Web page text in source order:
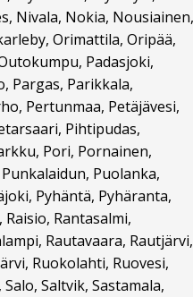
Nivala, Nokia, Nousiainen,
Orimattila, Oripää,
Padasjoki,
Pargas, Parikkala,
Pertunmaa, Petäjävesi,
Pihtipudas,
Pori, Pornainen,
Puolanka,
Pyhäntä, Pyhäranta,
Raisio, Rantasalmi,
Rautavaara, Rautjärvi,
Ruokolahti, Ruovesi,
Saltvik, Sastamala,